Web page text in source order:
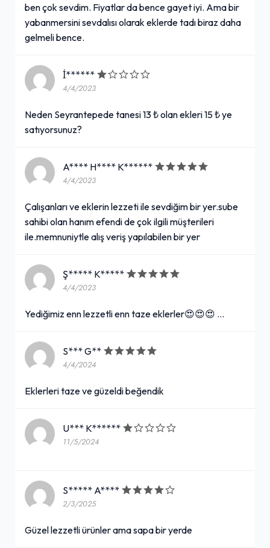
ben çok sevdim. Fiyatlar da bence gayet iyi. Ama bir
yabanmersini sevdalısı olarak eklerde tadı biraz daha
gelmeli bence.
İ******
4/4/2023
Neden Seyrantepede tanesi 13 ₺ olan ekleri 15 ₺ ye
satıyorsunuz?
A**** H**** K******
4/4/2023
Çalışanları ve eklerin lezzeti ile sevdiğim bir yer.sube
sahibi olan hanım efendi de çok ilgili müşterileri
ile.memnuniytle alış veriş yapılabilen bir yer
Ş***** K*****
4/4/2023
Yediğimiz enn lezzetli enn taze eklerler😍😍😍 …
S*** G**
4/4/2024
Eklerleri taze ve güzeldi beğendik
U*** K******
11/5/2024
S***** A****
2/3/2025
Güzel lezzetli ürünler ama sapa bir yerde